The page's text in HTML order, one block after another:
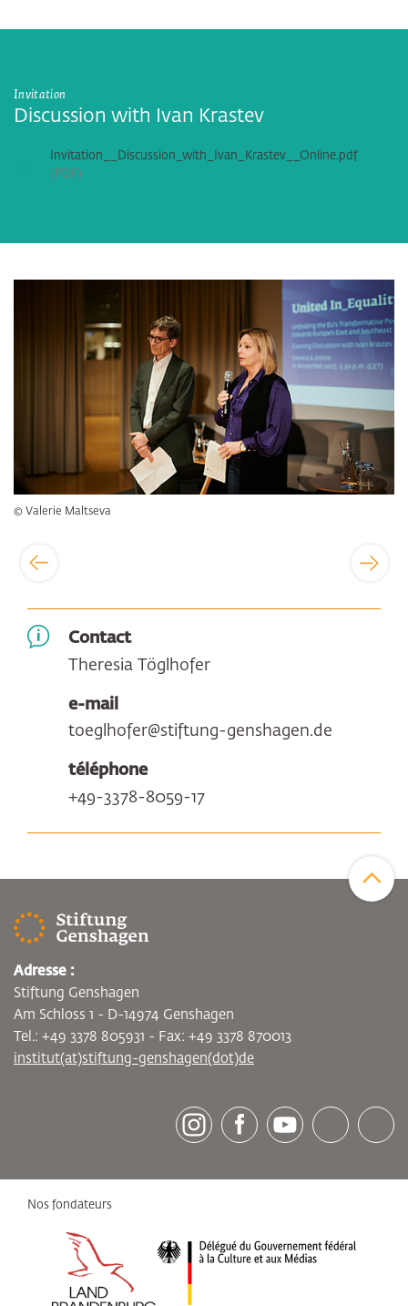
Invitation
Discussion with Ivan Krastev
Invitation__Discussion_with_Ivan_Krastev__Online.pdf
PDF
Bildergalerie überspringen
© Valerie Maltseva
Contact
Theresia Töglhofer
e-mail
toeglhofer@stiftung-genshagen.de
téléphone
+49-3378-8059-17
[socialLinksTitle]
Adresse :
Stiftung Genshagen
Am Schloss 1 - D-14974 Genshagen
Tel.: +49 3378 805931 - Fax: +49 3378 870013
institut(at)stiftung-genshagen(dot)de
Nos fondateurs